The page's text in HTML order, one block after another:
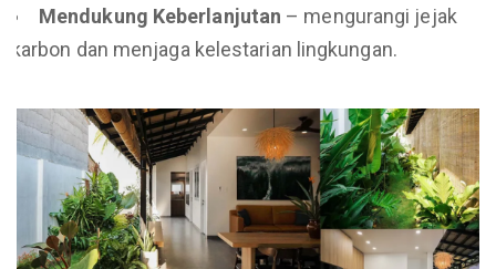
Mendukung Keberlanjutan – mengurangi jejak
karbon dan menjaga kelestarian lingkungan.